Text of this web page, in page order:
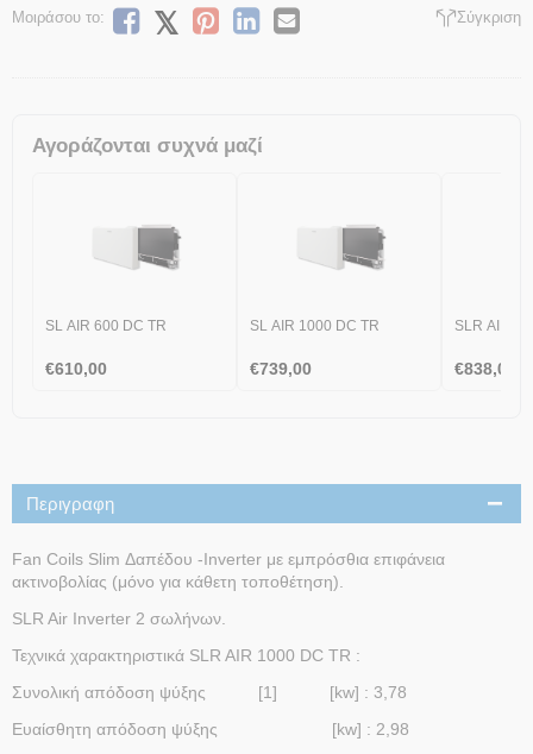
Μοιράσου το: Σύγκριση
Αγοράζονται συχνά μαζί
SL AIR 600 DC TR
€610,00
SL AIR 1000 DC TR
€739,00
SLR AIR
€838,00
Περιγραφη
Fan Coils Slim Δαπέδου -Inverter με εμπρόσθια επιφάνεια
ακτινοβολίας (μόνο για κάθετη τοποθέτηση).
SLR Air Inverter 2 σωλήνων.
Τεχνικά χαρακτηριστικά SLR AIR 1000 DC TR :
Συνολική απόδοση ψύξης [1] [kw] : 3,78
Ευαίσθητη απόδοση ψύξης [kw] : 2,98